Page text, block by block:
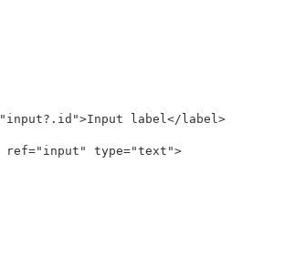
"input?.id">Input label</label>
ref="input" type="text">